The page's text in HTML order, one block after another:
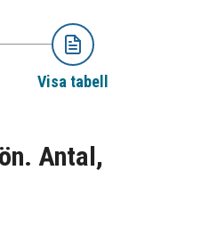
Visa tabell
Antal,